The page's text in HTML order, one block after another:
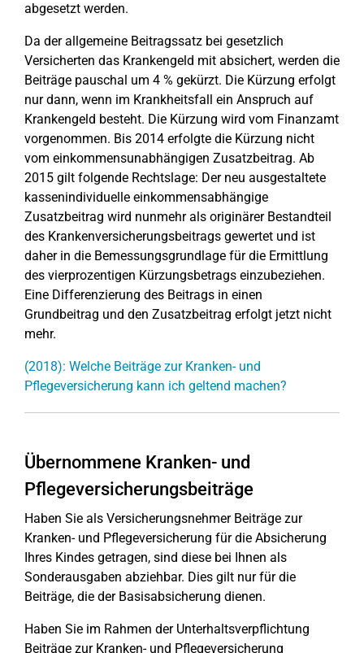
abgesetzt werden.
Da der allgemeine Beitragssatz bei gesetzlich
Versicherten das Krankengeld mit absichert, werden die
Beiträge pauschal um 4 % gekürzt. Die Kürzung erfolgt
nur dann, wenn im Krankheitsfall ein Anspruch auf
Krankengeld besteht. Die Kürzung wird vom Finanzamt
vorgenommen. Bis 2014 erfolgte die Kürzung nicht
vom einkommensunabhängigen Zusatzbeitrag. Ab
2015 gilt folgende Rechtslage: Der neu ausgestaltete
kassenindividuelle einkommensabhängige
Zusatzbeitrag wird nunmehr als originärer Bestandteil
des Krankenversicherungsbeitrags gewertet und ist
daher in die Bemessungsgrundlage für die Ermittlung
des vierprozentigen Kürzungsbetrags einzubeziehen.
Eine Differenzierung des Beitrags in einen
Grundbeitrag und den Zusatzbeitrag erfolgt jetzt nicht
mehr.
(2018): Welche Beiträge zur Kranken- und
Pflegeversicherung kann ich geltend machen?
Übernommene Kranken- und
Pflegeversicherungsbeiträge
Haben Sie als Versicherungsnehmer Beiträge zur
Kranken- und Pflegeversicherung für die Absicherung
Ihres Kindes getragen, sind diese bei Ihnen als
Sonderausgaben abziehbar. Dies gilt nur für die
Beiträge, die der Basisabsicherung dienen.
Haben Sie im Rahmen der Unterhaltsverpflichtung
Beiträge zur Kranken- und Pflegeversicherung